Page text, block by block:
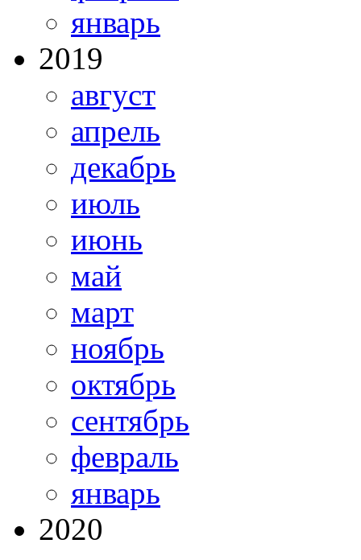
январь
2019
август
апрель
декабрь
июль
июнь
май
март
ноябрь
октябрь
сентябрь
февраль
январь
2020